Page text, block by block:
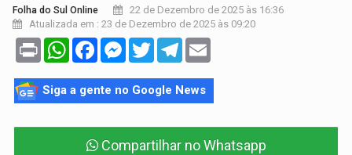
Folha do Sul Online
22 de Dezembro de 2025 às 16:36
Atualizada em : 23 de Dezembro de 2025 às 09:20
Print WhatsAppFacebookMessenger
TwitterTelegram
Siga a gente no Google News
Compartilhar no Whatsapp